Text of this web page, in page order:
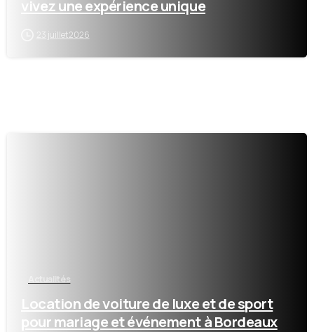
vivez une expérience unique
23 juillet 2026
Actualités
Location de voiture de luxe et de sport
pour mariage et événement à Bordeaux